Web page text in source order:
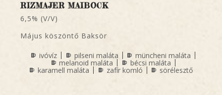
RIZMAJER MAIBOCK
6,5% (V/V)
Május köszöntő Baksör
ivóvíz pilseni maláta müncheni maláta
melanoid maláta bécsi maláta
karamell maláta zafír komló sörélesztő